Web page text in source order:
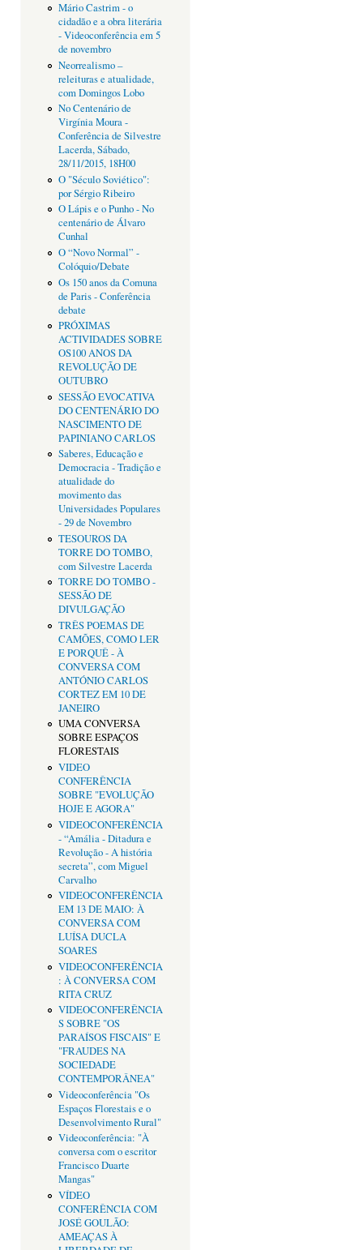
Mário Castrim - o
cidadão e a obra literária
- Videoconferência em 5
de novembro
Neorrealismo –
releituras e atualidade,
com Domingos Lobo
No Centenário de
Virgínia Moura -
Conferência de Silvestre
Lacerda, Sábado,
28/11/2015, 18H00
O "Século Soviético":
por Sérgio Ribeiro
O Lápis e o Punho - No
centenário de Álvaro
Cunhal
O “Novo Normal” -
Colóquio/Debate
Os 150 anos da Comuna
de Paris - Conferência
debate
PRÓXIMAS
ACTIVIDADES SOBRE
OS100 ANOS DA
REVOLUÇÃO DE
OUTUBRO
SESSÃO EVOCATIVA
DO CENTENÁRIO DO
NASCIMENTO DE
PAPINIANO CARLOS
Saberes, Educação e
Democracia - Tradição e
atualidade do
movimento das
Universidades Populares
- 29 de Novembro
TESOUROS DA
TORRE DO TOMBO,
com Silvestre Lacerda
TORRE DO TOMBO -
SESSÃO DE
DIVULGAÇÃO
TRÊS POEMAS DE
CAMÕES, COMO LER
E PORQUÊ - À
CONVERSA COM
ANTÓNIO CARLOS
CORTEZ EM 10 DE
JANEIRO
UMA CONVERSA
SOBRE ESPAÇOS
FLORESTAIS
VIDEO
CONFERÊNCIA
SOBRE "EVOLUÇÃO
HOJE E AGORA"
VIDEOCONFERÊNCIA
- “Amália - Ditadura e
Revolução - A história
secreta”, com Miguel
Carvalho
VIDEOCONFERÊNCIA
EM 13 DE MAIO: À
CONVERSA COM
LUÍSA DUCLA
SOARES
VIDEOCONFERÊNCIA
: À CONVERSA COM
RITA CRUZ
VIDEOCONFERÊNCIA
S SOBRE "OS
PARAÍSOS FISCAIS" E
"FRAUDES NA
SOCIEDADE
CONTEMPORÂNEA"
Videoconferência "Os
Espaços Florestais e o
Desenvolvimento Rural"
Videoconferência: "À
conversa com o escritor
Francisco Duarte
Mangas"
VÍDEO
CONFERÊNCIA COM
JOSÉ GOULÃO:
AMEAÇAS À